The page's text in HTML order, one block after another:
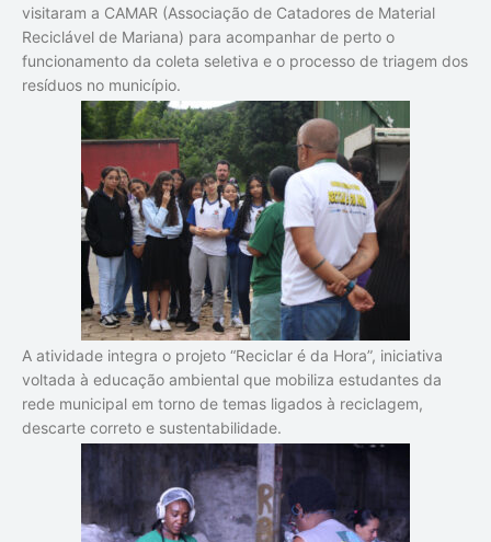
visitaram a CAMAR (Associação de Catadores de Material
Reciclável de Mariana) para acompanhar de perto o
funcionamento da coleta seletiva e o processo de triagem dos
resíduos no município.
A atividade integra o projeto “Reciclar é da Hora”, iniciativa
voltada à educação ambiental que mobiliza estudantes da
rede municipal em torno de temas ligados à reciclagem,
descarte correto e sustentabilidade.